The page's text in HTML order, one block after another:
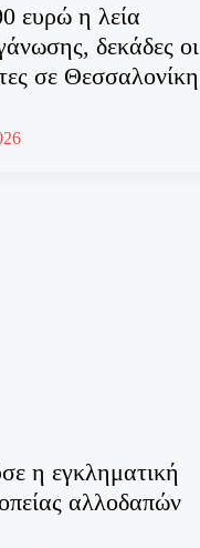
ευρώ η λεία
δεκάδες οι
σε
η εγκληματική
αλλοδαπών